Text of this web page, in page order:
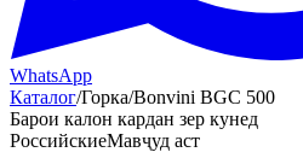
WhatsApp
Каталог/Горка/Bonvini BGC 500
Барои калон кардан зер кунед
РоссийскиеМавҷуд аст